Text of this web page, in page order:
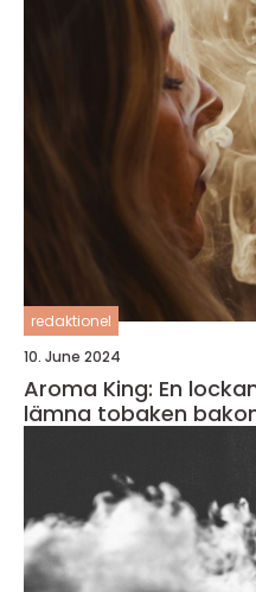
redaktionel
10. June 2024
Aroma King: En
lämna tobaken